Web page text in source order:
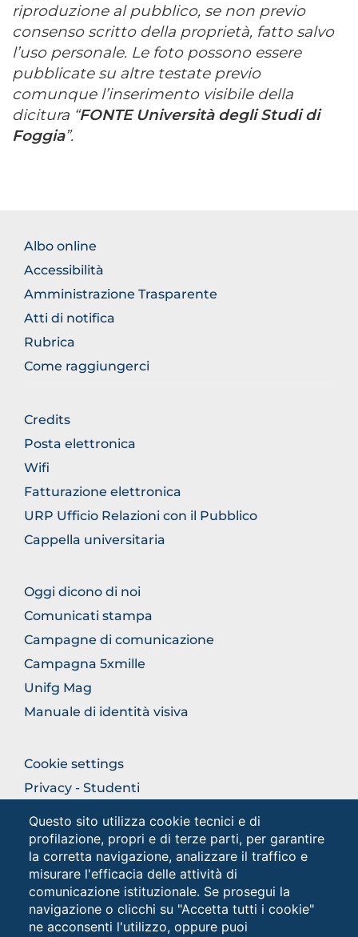
Questo sito utilizza cookie tecnici e di
profilazione, propri e di terze parti, per garantire
la corretta navigazione, analizzare il traffico e
misurare l'efficacia delle attività di
comunicazione istituzionale. Se prosegui la
navigazione o clicchi su "Accetta tutti i cookie"
ne acconsenti l'utilizzo, oppure puoi
riproduzione al pubblico, se non previo
consenso scritto della proprietà, fatto salvo
l’uso personale. Le foto possono essere
pubblicate su altre testate previo
comunque l’inserimento visibile della
dicitura “FONTE Università degli Studi di
Foggia”.
FOOTER
NORMATIVA
Albo online
Accessibilità
Amministrazione Trasparente
Atti di notifica
Rubrica
Come raggiungerci
FOOTER
GENERICO
Credits
Posta elettronica
Wifi
Fatturazione elettronica
URP Ufficio Relazioni con il Pubblico
Cappella universitaria
FOOTER
COMUNICAZIONE
Oggi dicono di noi
Comunicati stampa
Campagne di comunicazione
Campagna 5xmille
Unifg Mag
Manuale di identità visiva
FOOTER
COLONNA
DESTRA
Cookie settings
Privacy - Studenti
Social